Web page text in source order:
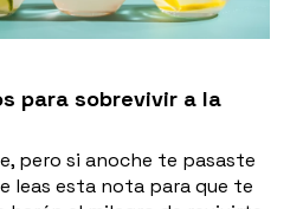
para sobrevivir a la
pero si anoche te pasaste
leas esta nota para que te